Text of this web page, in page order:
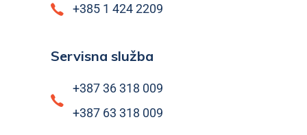
+385 1 424 2209
Servisna služba
+387 36 318 009
+387 63 318 009